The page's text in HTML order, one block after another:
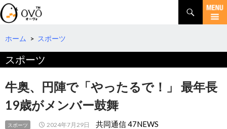
検
索
コ
テ
へ
ホーム > スポーツ
スポーツ
牛奥、円陣で「やったるで！」 最年長
19歳がメンバー鼓舞
スポーツ 2024年7月29日 共同通信 47NEWS